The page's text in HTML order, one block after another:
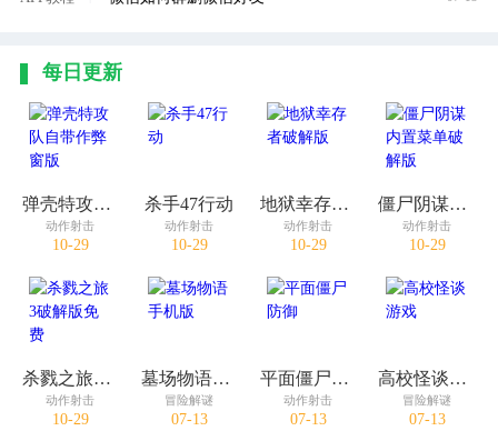
每日更新
弹壳特攻队自带作弊窗版
动作射击
10-29
杀手47行动
动作射击
10-29
地狱幸存者破解版
动作射击
10-29
僵尸阴谋内置菜单破解版
动作射击
10-29
杀戮之旅3破解版免费
动作射击
10-29
墓场物语手机版
冒险解谜
07-13
平面僵尸防御
动作射击
07-13
高校怪谈游戏
冒险解谜
07-13